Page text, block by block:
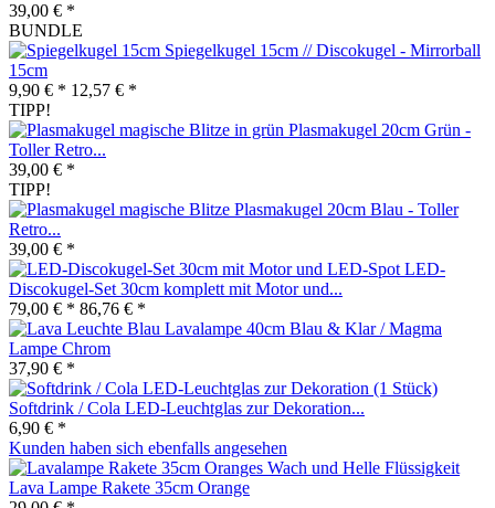
39,00 € *
BUNDLE
Spiegelkugel 15cm // Discokugel - Mirrorball
15cm
9,90 € * 12,57 € *
TIPP!
Plasmakugel 20cm Grün -
Toller Retro...
39,00 € *
TIPP!
Plasmakugel 20cm Blau - Toller
Retro...
39,00 € *
LED-
Discokugel-Set 30cm komplett mit Motor und...
79,00 € * 86,76 € *
Lavalampe 40cm Blau & Klar / Magma
Lampe Chrom
37,90 € *
Softdrink / Cola LED-Leuchtglas zur Dekoration...
6,90 € *
Kunden haben sich ebenfalls angesehen
Lava Lampe Rakete 35cm Orange